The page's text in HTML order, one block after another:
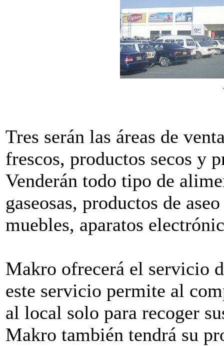
Tres serán las áreas de
frescos, productos secos y
Venderán todo tipo de
gaseosas, productos de
muebles, aparatos
Makro ofrecerá el servicio
este servicio permite al
al local solo para recoger
Makro también tendrá su